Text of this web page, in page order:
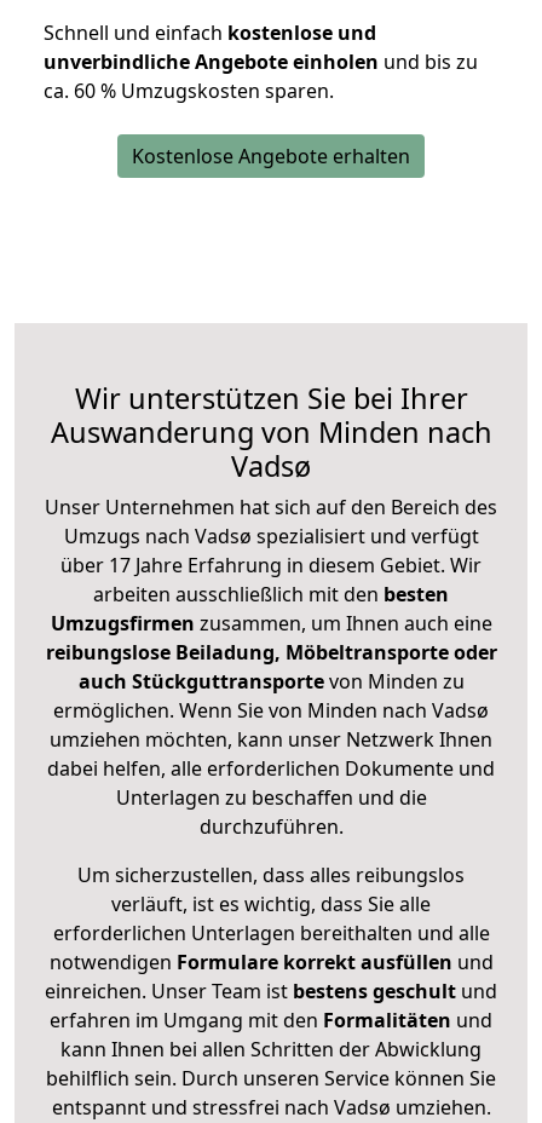
Schnell und einfach kostenlose und
unverbindliche Angebote einholen und bis zu
ca. 60 % Umzugskosten sparen.
Kostenlose Angebote erhalten
Wir unterstützen Sie bei Ihrer
Auswanderung von Minden nach
Vadsø
Unser Unternehmen hat sich auf den Bereich des
Umzugs nach Vadsø spezialisiert und verfügt
über 17 Jahre Erfahrung in diesem Gebiet. Wir
arbeiten ausschließlich mit den besten
Umzugsfirmen zusammen, um Ihnen auch eine
reibungslose Beiladung, Möbeltransporte oder
auch Stückguttransportevon Minden zu
ermöglichen. Wenn Sie von Minden nach Vadsø
umziehen möchten, kann unser Netzwerk Ihnen
dabei helfen, alle erforderlichen Dokumente und
Unterlagen zu beschaffen und die
durchzuführen.
Um sicherzustellen, dass alles reibungslos
verläuft, ist es wichtig, dass Sie alle
erforderlichen Unterlagen bereithalten und alle
notwendigen Formulare korrekt ausfüllen und
einreichen. Unser Team ist bestens geschult und
erfahren im Umgang mit den Formalitäten und
kann Ihnen bei allen Schritten der Abwicklung
behilflich sein. Durch unseren Service können Sie
entspannt und stressfrei nach Vadsø umziehen.